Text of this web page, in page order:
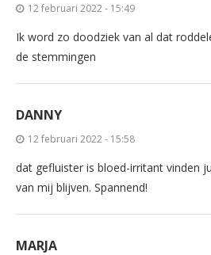
12 februari 2022 - 15:49
Ik word zo doodziek van al dat
de stemmingen
DANNY
12 februari 2022 - 15:58
dat gefluister is bloed-irritant vinden
van mij blijven. Spannend!
MARJA